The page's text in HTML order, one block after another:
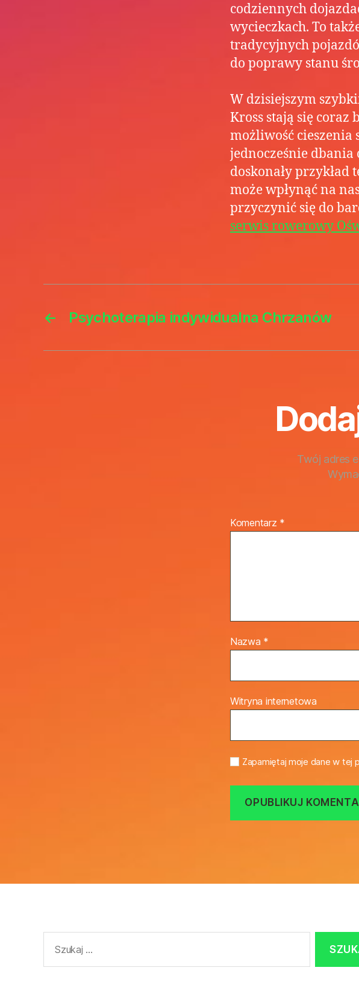
codziennych
wycieczkach. To
tradycyjnych
do poprawy stanu
W dzisiejszym
Kross stają się
możliwość
jednocześnie dbania
doskonały przykład
może wpłynąć na
przyczynić się do
serwis rowerowy
← Psychoterapia indywidualna Chrzanów
Twój adres
Komentarz *
Nazwa *
Witryna internetowa
Zapamiętaj moje dane w tej